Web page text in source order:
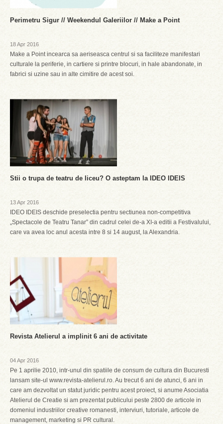
Perimetru Sigur // Weekendul Galeriilor // Make a Point
18 Apr 2016
Make a Point incearca sa aeriseasca centrul si sa faciliteze manifestari
culturale la periferie, in cartiere si printre blocuri, in hale abandonate, in
fabrici si uzine sau in alte cimitire de acest soi.
Stii o trupa de teatru de liceu? O asteptam la IDEO IDEIS
13 Apr 2016
IDEO IDEIS deschide preselectia pentru sectiunea non-competitiva
„Spectacole de Teatru Tanar” din cadrul celei de-a XI-a editii a Festivalului,
care va avea loc anul acesta intre 8 si 14 august, la Alexandria.
Revista Atelierul a implinit 6 ani de activitate
04 Apr 2016
Pe 1 aprilie 2010, intr-unul din spatiile de consum de cultura din Bucuresti
lansam site-ul www.revista-atelierul.ro. Au trecut 6 ani de atunci, 6 ani in
care am dezvoltat un statut juridic pentru acest proiect, si anume Asociatia
Atelierul de Creatie si am prezentat publicului peste 2800 de articole in
domeniul industriilor creative romanesti, interviuri, tutoriale, articole de
management, marketing si PR cultural.